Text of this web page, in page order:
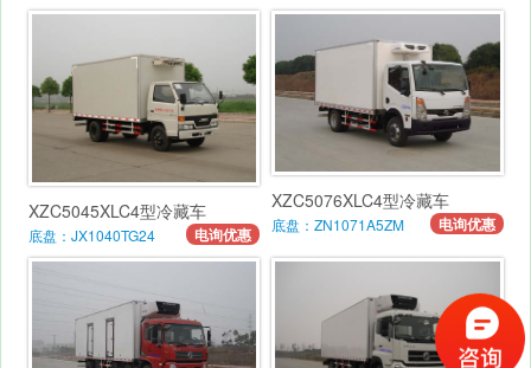
XZC5045XLC4型冷藏车
底盘：JX1040TG24 电询优惠
XZC5076XLC4型冷藏车
底盘：ZN1071A5ZM 电询优惠